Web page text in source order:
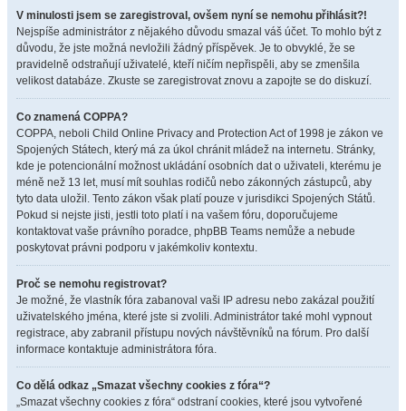
V minulosti jsem se zaregistroval, ovšem nyní se nemohu přihlásit?!
Nejspíše administrátor z nějakého důvodu smazal váš účet. To mohlo být z
důvodu, že jste možná nevložili žádný příspěvek. Je to obvyklé, že se
pravidelně odstraňují uživatelé, kteří ničím nepřispěli, aby se zmenšila
velikost databáze. Zkuste se zaregistrovat znovu a zapojte se do diskuzí.
Co znamená COPPA?
COPPA, neboli Child Online Privacy and Protection Act of 1998 je zákon ve
Spojených Státech, který má za úkol chránit mládež na internetu. Stránky,
kde je potencionální možnost ukládání osobních dat o uživateli, kterému je
méně než 13 let, musí mít souhlas rodičů nebo zákonných zástupců, aby
tyto data uložil. Tento zákon však platí pouze v jurisdikci Spojených Států.
Pokud si nejste jisti, jestli toto platí i na vašem fóru, doporučujeme
kontaktovat vaše právního poradce, phpBB Teams nemůže a nebude
poskytovat právni podporu v jakémkoliv kontextu.
Proč se nemohu registrovat?
Je možné, že vlastník fóra zabanoval vaši IP adresu nebo zakázal použití
uživatelského jména, které jste si zvolili. Administrátor také mohl vypnout
registrace, aby zabranil přístupu nových návštěvníků na fórum. Pro další
informace kontaktuje administrátora fóra.
Co dělá odkaz „Smazat všechny cookies z fóra“?
„Smazat všechny cookies z fóra“ odstraní cookies, které jsou vytvořené